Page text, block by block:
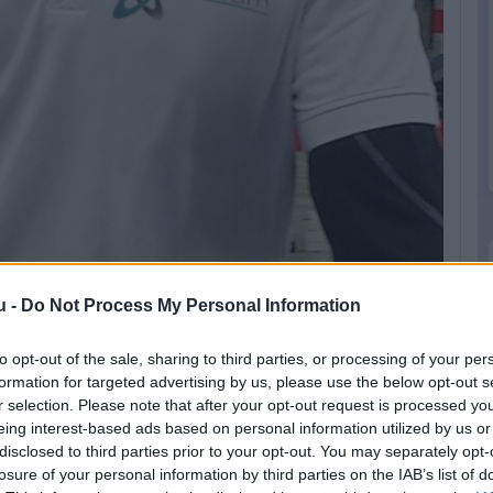
- Do Not Process My Personal Information
opt-out of the sale, sharing to third parties, or processing of your
for targeted advertising by us, please use the below opt-out
selection. Please note that after your opt-out request is processed
interest-based ads based on personal information utilized by us
to third parties prior to your opt-out. You may separately
of your personal information by third parties on the IAB’s list of
Team BMW-jével indulok a Cookstonw
jártam még 2011-ben. A szabályok
4 évet kihagyott a verseny nélkül, újoncnak